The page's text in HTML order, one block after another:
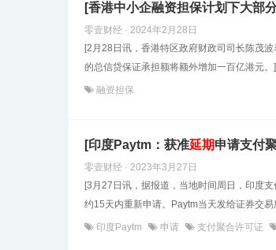
[香港中小企融资担保计划下大部
零壹财经 · 2024年2月28日
[2月28日讯，香港特区政府财政司司长陈茂
的总信贷保证承担额将额外增加一百亿港元。]
融资担保
[印度Paytm：获准延期申请支付
零壹财经 · 2023年3月27日
[3月27日讯，据报道，当地时间周日，印度
约15天内重新申请。Paytm当天发给证券交易
印度Paytm 申请 支付聚合许可证